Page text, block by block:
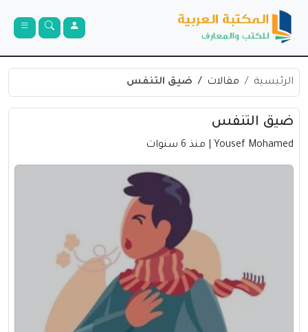
الرئيسية مقالات ضيق التنفس
ضيق التنفس
Yousef Mohamed | منذ 6 سنوات